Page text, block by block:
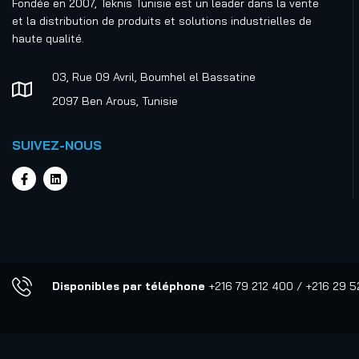
Fluides évaporables
Huiles solubles
coupes
Fondée en 2007, Teknis Tunisie est un leader dans la vente
et la distribution de produits et solutions industrielles de
haute qualité.
03, Rue 09 Avril, Boumhel el Bassatine
2097 Ben Arous, Tunisie
SUIVEZ-NOUS
Disponibles par téléphone +216 79 212 400 / +216 29